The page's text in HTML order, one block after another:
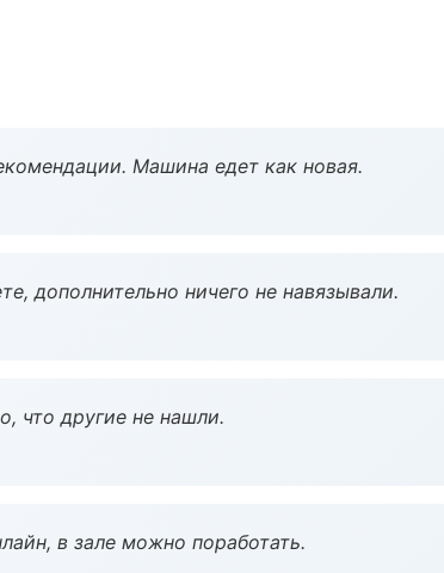
Машина едет как новая.
дополнительно ничего не навязывали.
что другие не нашли.
в зале можно поработать.